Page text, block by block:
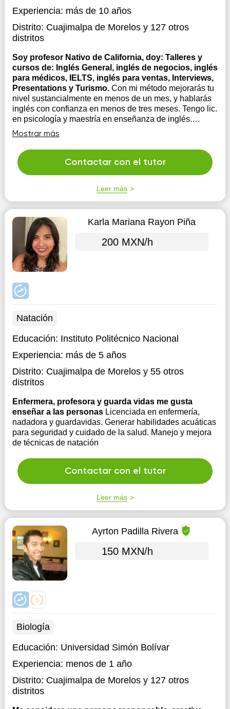
Experiencia: más de 10 años
Distrito: Cuajimalpa de Morelosy 127 otros
distritos
Soy profesor Nativo de California, doy: Talleres y
cursos de: Inglés General, inglés de negocios, inglés
para médicos, IELTS, inglés para ventas, Interviews,
Presentations y Turismo. Con mi método mejorarás tu
nivel sustancialmente en menos de un mes, y hablarás
inglés con confianza en menos de tres meses. Tengo lic.
en psicología y maestría en enseñanza de inglés.
Cuento con experiencia en el Reino Unido, Alemania,
España, Francia, E.U.A., Panamá, Colombia y en
México con gente...
Mostrar más
Contactar con el tutor
Leer más
Karla Mariana Rayon Piña
200 MXN/h
Natación
Educación: Instituto Politécnico Nacional
Experiencia: más de 5 años
Distrito: Cuajimalpa de Morelosy 55 otros
distritos
Enfermera, profesora y guarda vidas me gusta
enseñar a las personas Licenciada en enfermería,
nadadora y guardavidas. Generar habilidades acuáticas
para seguridad y cuidado de la salud. Manejo y mejora
de técnicas de natación
Contactar con el tutor
Leer más
Ayrton Padilla Rivera
150 MXN/h
Biología
Educación: Universidad Simón Bolívar
Experiencia: menos de 1 año
Distrito: Cuajimalpa de Morelosy 127 otros
distritos